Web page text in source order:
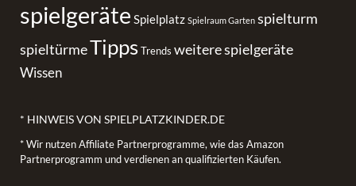
spielgeräte Spielplatz Spielraum Garten spielturm
spieltürmeTippsTrends weitere spielgeräte
Wissen
* HINWEIS VON SPIELPLATZKINDER.DE
* Wir nutzen Affiliate Partnerprogramme, wie das Amazon
Partnerprogramm und verdienen an qualifizierten Käufen.